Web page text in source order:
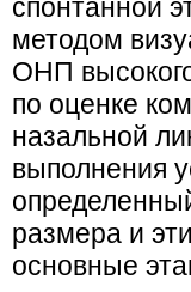
спонтанной
методом
ОНП
по оценке
назальной
выполнения
размера и
основные